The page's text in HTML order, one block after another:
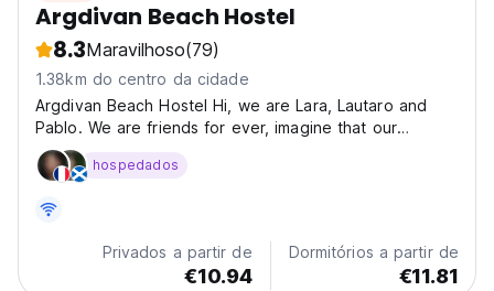
Argdivan Beach Hostel
8.3Maravilhoso(79)
1.38km do centro da cidade
Argdivan Beach Hostel Hi, we are Lara, Lautaro and
Pablo. We are friends for ever, imagine that our
mothers are friends. We have been traveling for many
years, everywhere and we found in Samara our place
and...
hospedados
Privados a partir de
€10.94
Dormitórios a partir de
€11.81